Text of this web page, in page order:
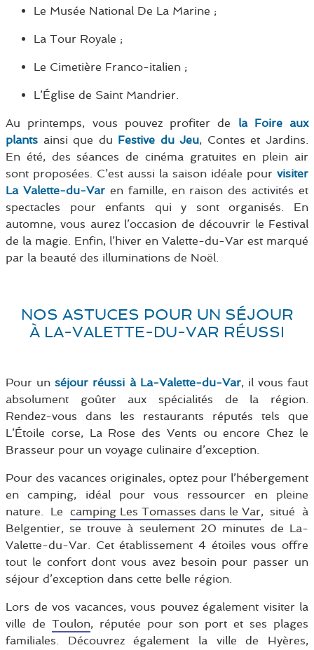
Le Musée National De La Marine ;
La Tour Royale ;
Le Cimetière Franco-italien ;
L’Église de Saint Mandrier.
Au printemps, vous pouvez profiter de la Foire aux
plants ainsi que du Festive du Jeu, Contes et Jardins.
En été, des séances de cinéma gratuites en plein air
sont proposées. C’est aussi la saison idéale pour visiter
La Valette-du-Varen famille, en raison des activités et
spectacles pour enfants qui y sont organisés. En
automne, vous aurez l’occasion de découvrir le Festival
de la magie. Enfin, l’hiver en Valette-du-Var est marqué
par la beauté des illuminations de Noël.
NOS ASTUCES POUR UN SÉJOUR
À LA-VALETTE-DU-VAR RÉUSSI
Pour unséjour réussi à La-Valette-du-Var, il vous faut
absolument goûter aux spécialités de la région.
Rendez-vous dans les restaurants réputés tels que
L’Étoile corse, La Rose des Vents ou encore Chez le
Brasseur pour un voyage culinaire d’exception.
Pour des vacances originales, optez pour l’hébergement
en camping, idéal pour vous ressourcer en pleine
nature. Le camping Les Tomasses dans le Var, situé à
Belgentier, se trouve à seulement 20 minutes de La-
Valette-du-Var. Cet établissement 4 étoiles vous offre
tout le confort dont vous avez besoin pour passer un
séjour d’exception dans cette belle région.
Lors de vos vacances, vous pouvez également visiter la
ville de Toulon, réputée pour son port et ses plages
familiales. Découvrez également la ville de Hyères,